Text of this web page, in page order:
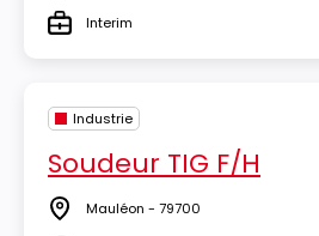
TypeInterim
Industrie
Soudeur TIG F/H
Lieu Mauléon - 79700